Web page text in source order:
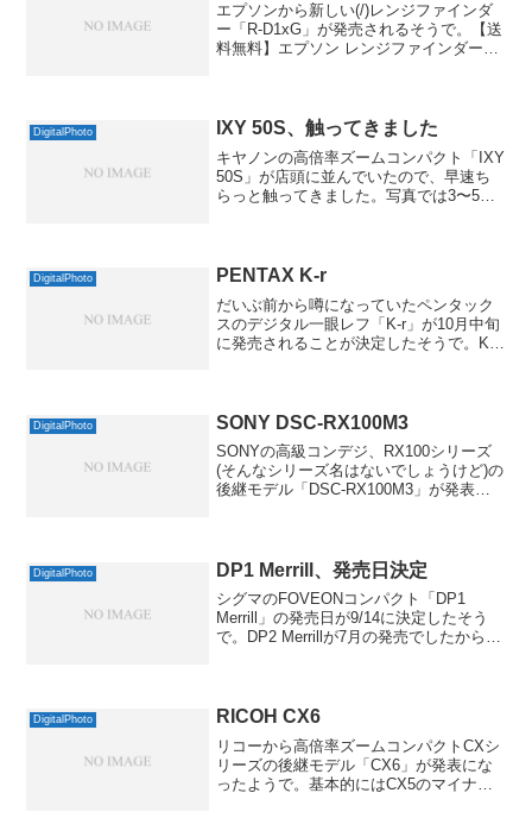
エプソンから新しい(/)レンジファインダ
ー「R-D1xG」が発売されるそうで。【送
料無料】エプソン レンジファインダーデ
DigitalPhoto IXY 50S、触ってきました
キヤノンの高倍率ズームコンパクト「IXY
50S」が店頭に並んでいたので、早速ち
らっと触ってきました。写真では3〜5倍
リ。手持ちのIX...
DigitalPhoto PENTAX K-r
だいぶ前から噂になっていたペンタック
スのデジタル一眼レフ「K-r」が10月中旬
に発売されることが決定したそうで。K-x
だろうなぁと思...
DigitalPhoto SONY DSC-RX100M3
SONYの高級コンデジ、RX100シリーズ
(そんなシリーズ名はないでしょうけど)の
後継モデル「DSC-RX100M3」が発表さ
「OL...
DigitalPhoto DP1 Merrill、発売日決定
シグマのFOVEONコンパクト「DP1
Merrill」の発売日が9/14に決定したそう
で。DP2 Merrillが7月の発売でしたから、
DigitalPhoto RICOH CX6
リコーから高倍率ズームコンパクトCXシ
リーズの後継モデル「CX6」が発表にな
ったようで。基本的にはCX5のマイナー